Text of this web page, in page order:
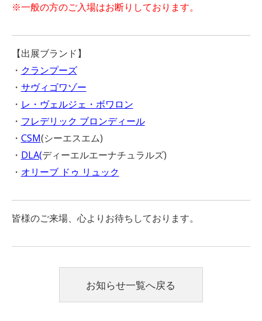
※一般の方のご入場はお断りしております。
【出展ブランド】
・ クランプーズ
・ サヴィゴワゾー
・ レ・ヴェルジェ・ボワロン
・ フレデリック ブロンディール
・ CSM(シーエスエム)
・ DLA(ディーエルエーナチュラルズ)
・ オリーブ ドゥ リュック
皆様のご来場、心よりお待ちしております。
お知らせ一覧へ戻る